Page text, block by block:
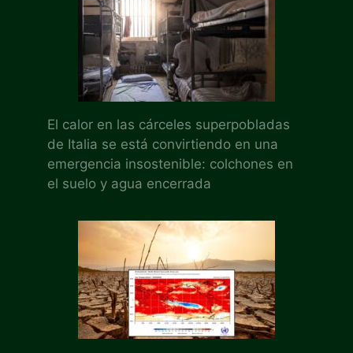
El calor en las cárceles superpobladas
de Italia se está convirtiendo en una
emergencia insostenible: colchones en
el suelo y agua encerrada